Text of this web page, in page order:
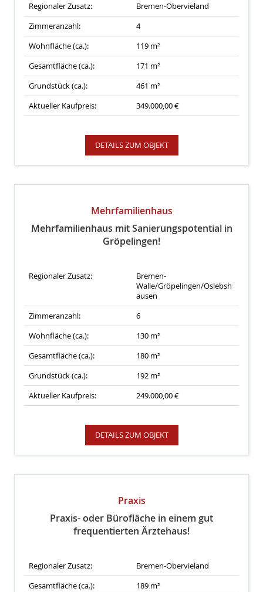
Regionaler Zusatz:
Bremen-Obervieland
Zimmeranzahl:
4
Wohnfläche (ca.):
119 m²
Gesamtfläche (ca.):
171 m²
Grundstück (ca.):
461 m²
Aktueller Kaufpreis:
349.000,00 €
DETAILS ZUM OBJEKT
Mehrfamilienhaus
Mehrfamilienhaus mit Sanierungspotential in
Gröpelingen!
Regionaler Zusatz:
Bremen-
Walle/Gröpelingen/Oslebsh
ausen
Zimmeranzahl:
6
Wohnfläche (ca.):
130 m²
Gesamtfläche (ca.):
180 m²
Grundstück (ca.):
192 m²
Aktueller Kaufpreis:
249.000,00 €
DETAILS ZUM OBJEKT
Praxis
Praxis- oder Bürofläche in einem gut
frequentierten Ärztehaus!
Regionaler Zusatz:
Bremen-Obervieland
Gesamtfläche (ca.):
189 m²